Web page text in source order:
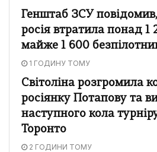
Генштаб ЗСУ
росія втратила понад 1
майже 1 600
1 ГОДИНУ ТОМУ
Світоліна розгромила
росіянку Потапову та
наступного кола
Торонто
2 ГОДИНИ ТОМУ